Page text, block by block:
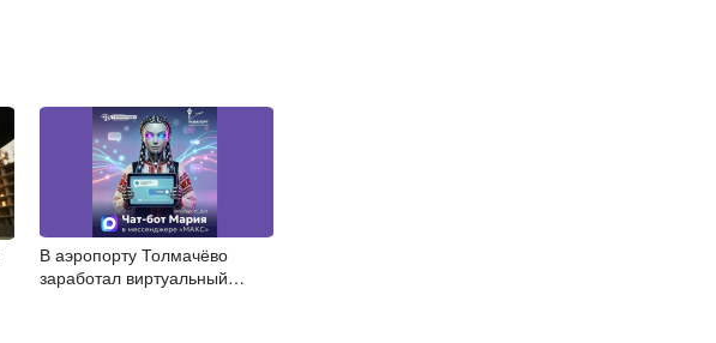
В аэропорту Толмачёво
заработал виртуальный